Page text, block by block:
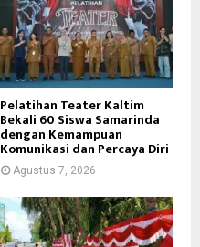
Pelatihan Teater Kaltim
Bekali 60 Siswa Samarinda
dengan Kemampuan
Komunikasi dan Percaya Diri
Agustus 7, 2026